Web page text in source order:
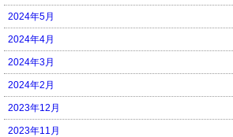
2024年5月
2024年4月
2024年3月
2024年2月
2023年12月
2023年11月